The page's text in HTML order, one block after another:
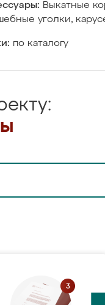
Выкатные
уголки,
по каталогу